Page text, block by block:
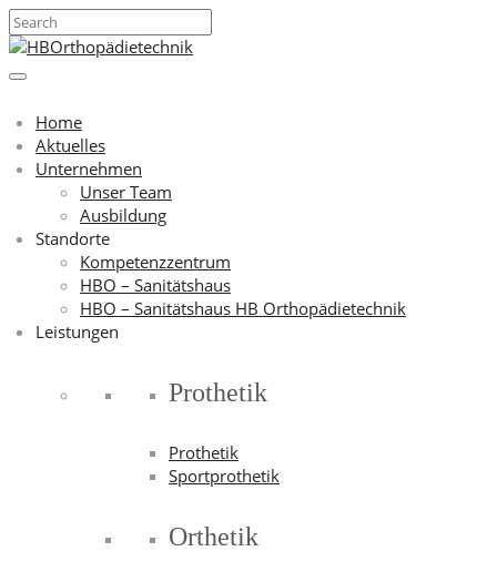
Home
Aktuelles
Unternehmen
Unser Team
Ausbildung
Standorte
Kompetenzzentrum
HBO – Sanitätshaus
HBO – Sanitätshaus HB Orthopädietechnik
Leistungen
Prothetik
Prothetik
Sportprothetik
Orthetik